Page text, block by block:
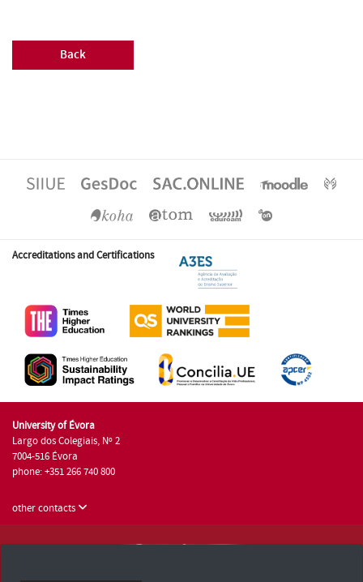
Back
Accreditations and Certifications
University of Évora
Largo dos Colegiais, Nº 2
7004-516 Évora
phone: +351 266 740 800
other contacts